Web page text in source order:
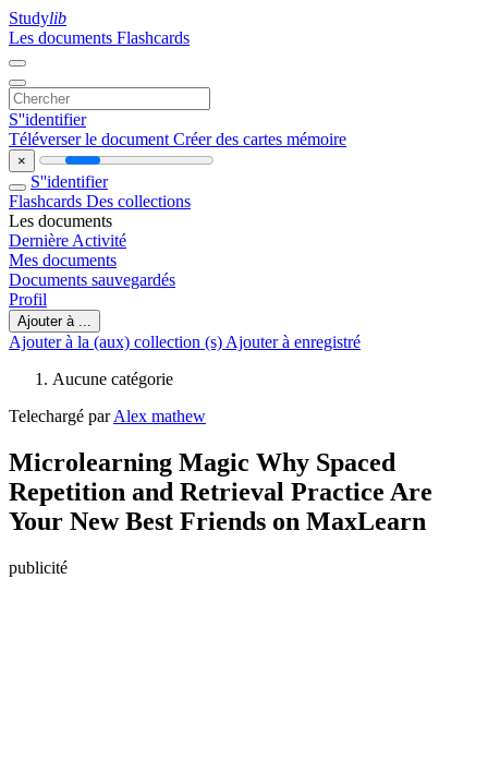
Studylib
Les documents Flashcards
S''identifier
Téléverser le document Créer des cartes mémoire
×
S''identifier
Flashcards Des collections
Les documents
Dernière Activité
Mes documents
Documents sauvegardés
Profil
Ajouter à ...
Ajouter à la (aux) collection (s) Ajouter à enregistré
Aucune catégorie
Telechargé parAlex mathew
Microlearning Magic Why Spaced
Repetition and Retrieval Practice Are
Your New Best Friends on MaxLearn
publicité